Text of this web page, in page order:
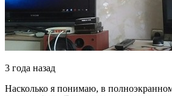
3 года назад
Насколько я понимаю, в